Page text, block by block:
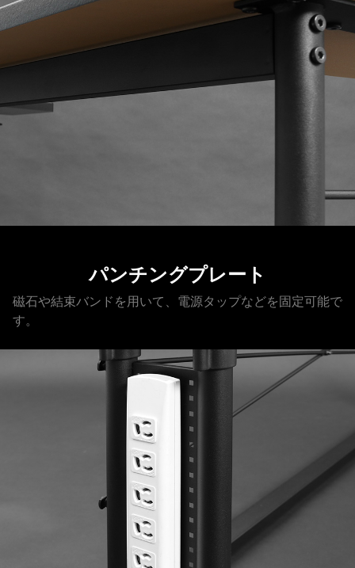
パンチングプレート
磁石や結束バンドを用いて、電源タップなどを固定可能で
す。